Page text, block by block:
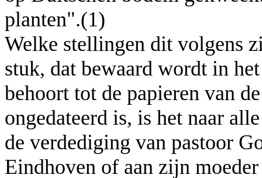
planten".(1)
Welke stellingen dit volgens
stuk, dat bewaard wordt in
behoort tot de papieren van
ongedateerd is, is het naar
de verdediging van pastoor
Eindhoven of aan zijn